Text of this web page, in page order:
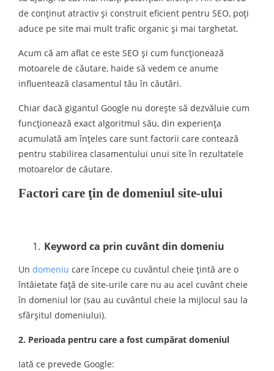
de conținut atractiv și construit eficient pentru SEO, poţi
aduce pe site mai mult trafic organic şi mai targhetat.
Acum că am aflat ce este SEO şi cum funcţionează
motoarele de căutare, haide să vedem ce anume
influentează clasamentul tău în căutări.
Chiar dacă gigantul Google nu doreşte să dezvăluie cum
funcţionează exact algoritmul său, din experienţa
acumulată am înţeles care sunt factorii care contează
pentru stabilirea clasamentului unui site în rezultatele
motoarelor de căutare.
Factori care ţin de domeniul site-ului
Keyword ca prin cuvânt din domeniu
Un domeniu care începe cu cuvântul cheie țintă are o
întâietate față de site-urile care nu au acel cuvânt cheie
în domeniul lor (sau au cuvântul cheie la mijlocul sau la
sfârșitul domeniului).
2. Perioada pentru care a fost cumpărat domeniul
Iată ce prevede Google: